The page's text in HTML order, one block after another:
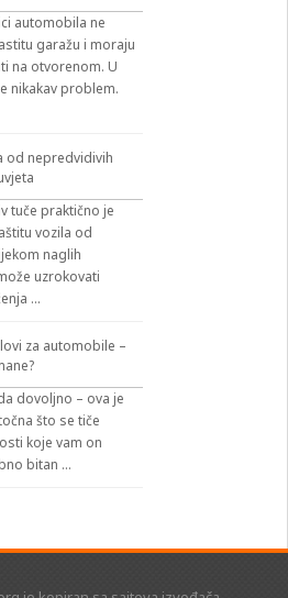
automobila ne
garažu i moraju
na otvorenom. U
nikakav problem.
od nepredvidivih
tuče praktično je
vozila od
naglih
uzrokovati
…
za automobile –
dovoljno – ova je
što se tiče
koje vam on
bitan …